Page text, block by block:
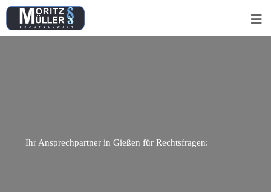
Ihr Ansprechpartner in Gießen für Rechtsfragen: